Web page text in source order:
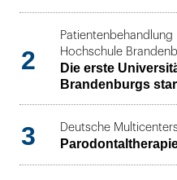
2
Hochschule
Die erste
Brandenburgs
3 Deutsche